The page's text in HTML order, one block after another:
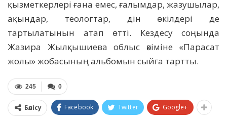
қызметкерлері ғана емес, ғалымдар, жазушылар,
ақындар, теологтар, дін өкілдері де
тартылатынын атап өтті. Кездесу соңында
Жазира Жылқышиева облыс әкіміне «Парасат
жолы» жобасының альбомын сыйға тартты.
0
245
Бөлісу Facebook Twitter Google+